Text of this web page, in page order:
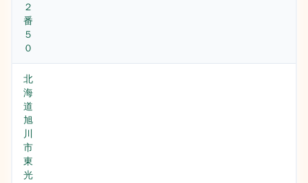
２
番
５
０
北
海
道
旭
川
市
東
光